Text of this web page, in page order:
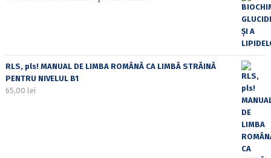
RLS, pls! MANUAL DE LIMBA ROMÂNĂ CA LIMBĂ STRĂINĂ
PENTRU NIVELUL B1
65,00 lei